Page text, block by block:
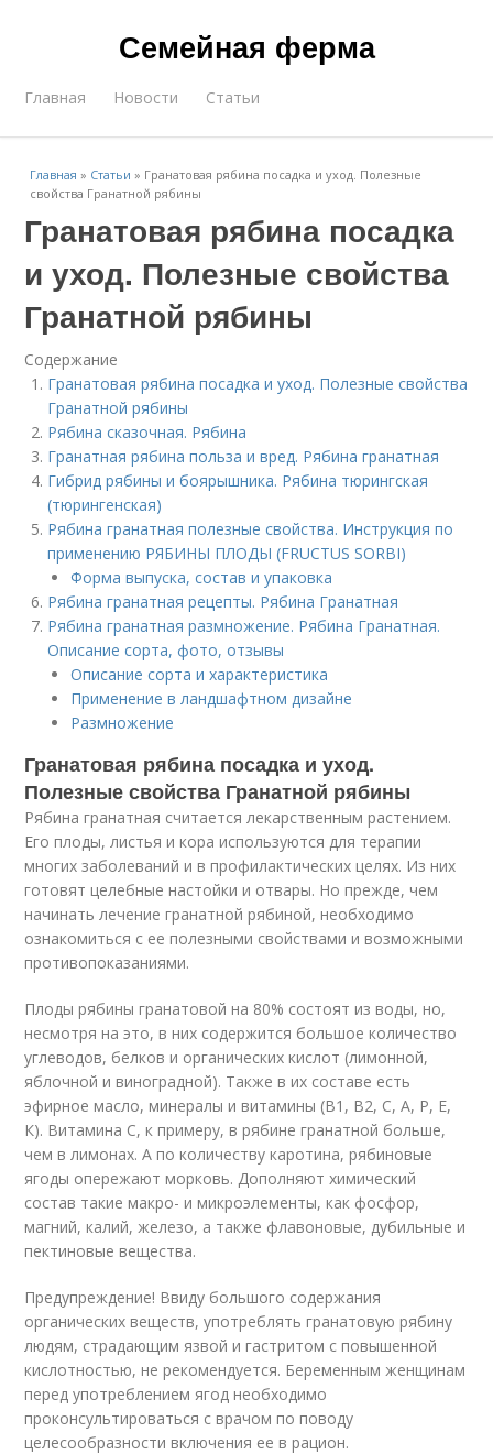
Семейная ферма
Главная Новости Статьи
Главная » Статьи » Гранатовая рябина посадка и уход. Полезные
свойства Гранатной рябины
Гранатовая рябина посадка
и уход. Полезные свойства
Гранатной рябины
Содержание
Гранатовая рябина посадка и уход. Полезные свойства
Гранатной рябины
Рябина сказочная. Рябина
Гранатная рябина польза и вред. Рябина гранатная
Гибрид рябины и боярышника. Рябина тюрингская
(тюрингенская)
Рябина гранатная полезные свойства. Инструкция по
применению РЯБИНЫ ПЛОДЫ (FRUCTUS SORBI)
Форма выпуска, состав и упаковка
Рябина гранатная рецепты. Рябина Гранатная
Рябина гранатная размножение. Рябина Гранатная.
Описание сорта, фото, отзывы
Описание сорта и характеристика
Применение в ландшафтном дизайне
Размножение
Гранатовая рябина посадка и уход.
Полезные свойства Гранатной рябины
Рябина гранатная считается лекарственным растением.
Его плоды, листья и кора используются для терапии
многих заболеваний и в профилактических целях. Из них
готовят целебные настойки и отвары. Но прежде, чем
начинать лечение гранатной рябиной, необходимо
ознакомиться с ее полезными свойствами и возможными
противопоказаниями.
Плоды рябины гранатовой на 80% состоят из воды, но,
несмотря на это, в них содержится большое количество
углеводов, белков и органических кислот (лимонной,
яблочной и виноградной). Также в их составе есть
эфирное масло, минералы и витамины (В1, В2, С, А, Р, Е,
К). Витамина С, к примеру, в рябине гранатной больше,
чем в лимонах. А по количеству каротина, рябиновые
ягоды опережают морковь. Дополняют химический
состав такие макро- и микроэлементы, как фосфор,
магний, калий, железо, а также флавоновые, дубильные и
пектиновые вещества.
Предупреждение! Ввиду большого содержания
органических веществ, употреблять гранатовую рябину
людям, страдающим язвой и гастритом с повышенной
кислотностью, не рекомендуется. Беременным женщинам
перед употреблением ягод необходимо
проконсультироваться с врачом по поводу
целесообразности включения ее в рацион.